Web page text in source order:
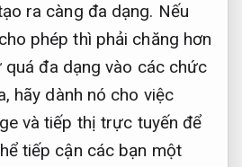
ra càng đa dạng. Nếu
phép thì phải chăng hơn
quá đa dạng vào các chức
hãy dành nó cho việc
và tiếp thị trực tuyến để
tiếp cận các bạn một